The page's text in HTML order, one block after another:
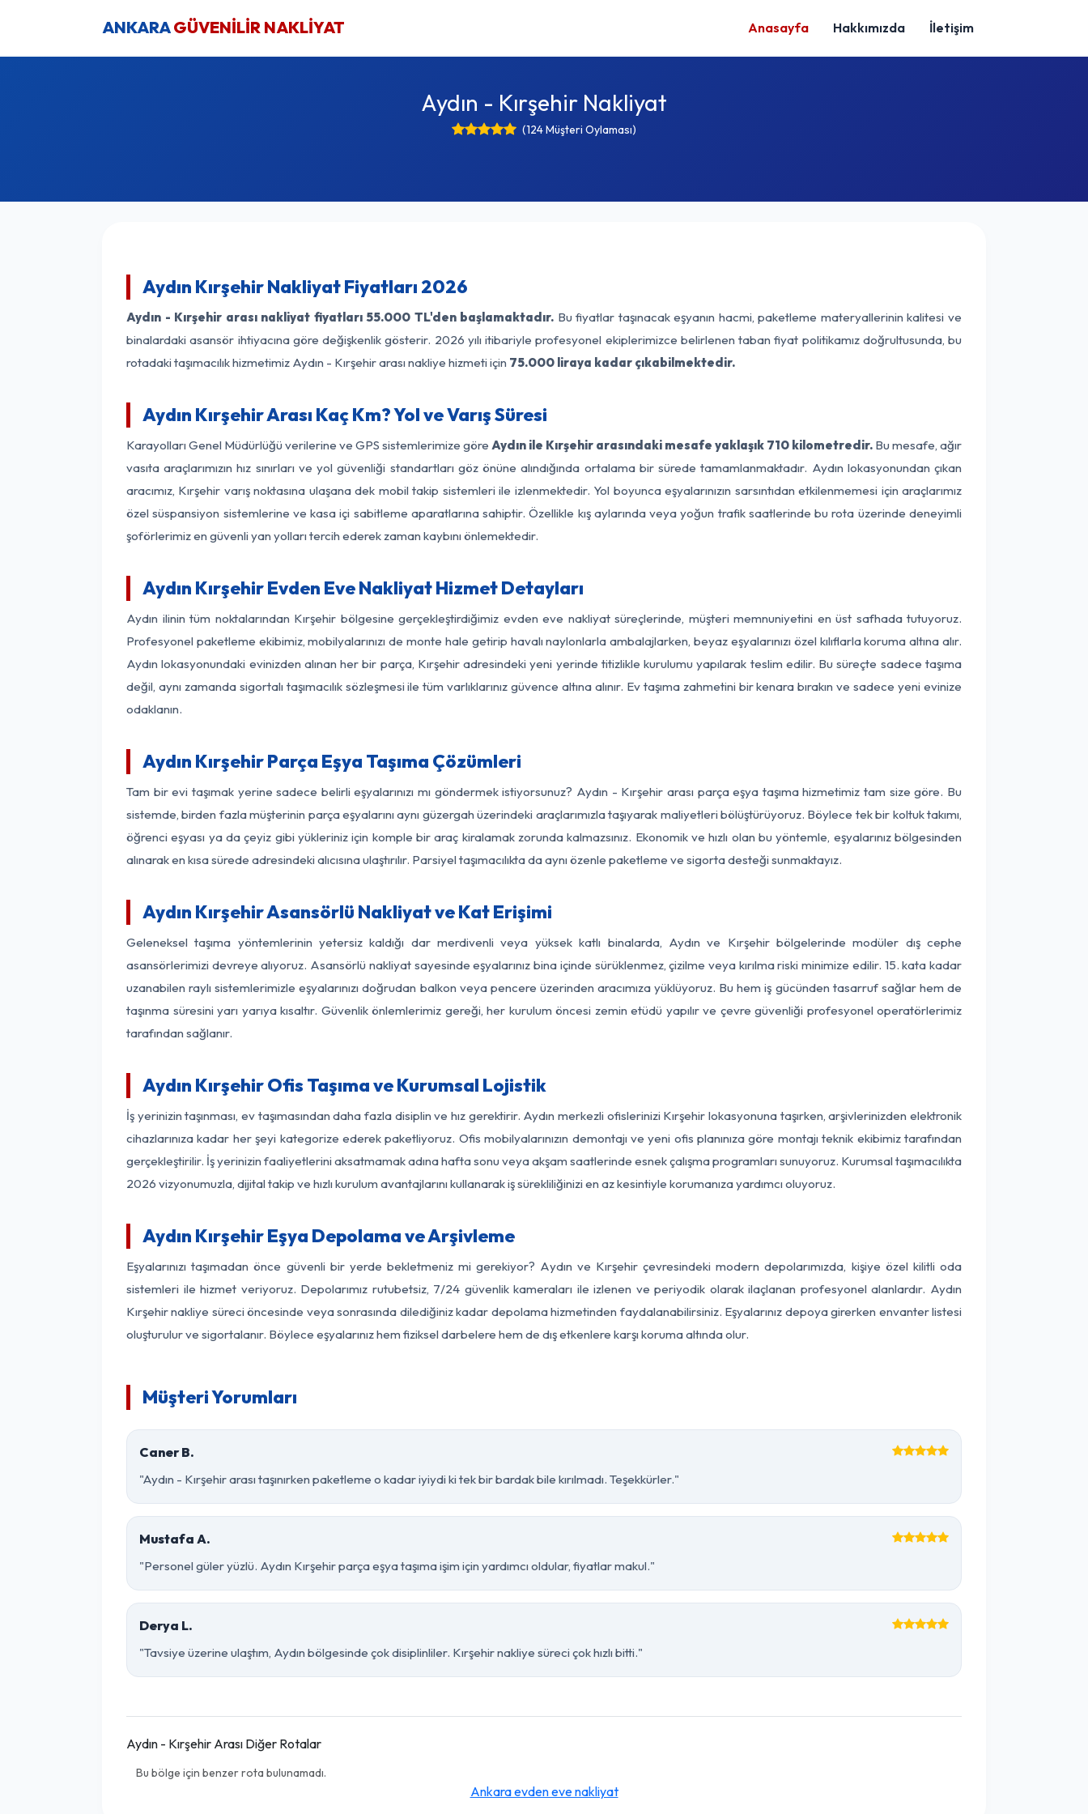
ANKARAGÜVENİLİR NAKLİYAT Anasayfa Hakkımızda İletişim
Aydın - Kırşehir Nakliyat
(124 Müşteri Oylaması)
Aydın Kırşehir Nakliyat Fiyatları 2026
Aydın - Kırşehir arası nakliyat fiyatları 55.000 TL'den başlamaktadır. Bu fiyatlar taşınacak eşyanın hacmi, paketleme materyallerinin kalitesi ve
binalardaki asansör ihtiyacına göre değişkenlik gösterir. 2026 yılı itibariyle profesyonel ekiplerimizce belirlenen taban fiyat politikamız doğrultusunda, bu
rotadaki taşımacılık hizmetimiz Aydın - Kırşehir arası nakliye hizmeti için 75.000 liraya kadar çıkabilmektedir.
Aydın Kırşehir Arası Kaç Km? Yol ve Varış Süresi
Karayolları Genel Müdürlüğü verilerine ve GPS sistemlerimize göre Aydın ile Kırşehir arasındaki mesafe yaklaşık 710 kilometredir. Bu mesafe, ağır
vasıta araçlarımızın hız sınırları ve yol güvenliği standartları göz önüne alındığında ortalama bir sürede tamamlanmaktadır. Aydın lokasyonundan çıkan
aracımız, Kırşehir varış noktasına ulaşana dek mobil takip sistemleri ile izlenmektedir. Yol boyunca eşyalarınızın sarsıntıdan etkilenmemesi için araçlarımız
özel süspansiyon sistemlerine ve kasa içi sabitleme aparatlarına sahiptir. Özellikle kış aylarında veya yoğun trafik saatlerinde bu rota üzerinde deneyimli
şoförlerimiz en güvenli yan yolları tercih ederek zaman kaybını önlemektedir.
Aydın Kırşehir Evden Eve Nakliyat Hizmet Detayları
Aydın ilinin tüm noktalarından Kırşehir bölgesine gerçekleştirdiğimiz evden eve nakliyat süreçlerinde, müşteri memnuniyetini en üst safhada tutuyoruz.
Profesyonel paketleme ekibimiz, mobilyalarınızı de monte hale getirip havalı naylonlarla ambalajlarken, beyaz eşyalarınızı özel kılıflarla koruma altına alır.
Aydın lokasyonundaki evinizden alınan her bir parça, Kırşehir adresindeki yeni yerinde titizlikle kurulumu yapılarak teslim edilir. Bu süreçte sadece taşıma
değil, aynı zamanda sigortalı taşımacılık sözleşmesi ile tüm varlıklarınız güvence altına alınır. Ev taşıma zahmetini bir kenara bırakın ve sadece yeni evinize
odaklanın.
Aydın Kırşehir Parça Eşya Taşıma Çözümleri
Tam bir evi taşımak yerine sadece belirli eşyalarınızı mı göndermek istiyorsunuz? Aydın - Kırşehir arası parça eşya taşıma hizmetimiz tam size göre. Bu
sistemde, birden fazla müşterinin parça eşyalarını aynı güzergah üzerindeki araçlarımızla taşıyarak maliyetleri bölüştürüyoruz. Böylece tek bir koltuk takımı,
öğrenci eşyası ya da çeyiz gibi yükleriniz için komple bir araç kiralamak zorunda kalmazsınız. Ekonomik ve hızlı olan bu yöntemle, eşyalarınız bölgesinden
alınarak en kısa sürede adresindeki alıcısına ulaştırılır. Parsiyel taşımacılıkta da aynı özenle paketleme ve sigorta desteği sunmaktayız.
Aydın Kırşehir Asansörlü Nakliyat ve Kat Erişimi
Geleneksel taşıma yöntemlerinin yetersiz kaldığı dar merdivenli veya yüksek katlı binalarda, Aydın ve Kırşehir bölgelerinde modüler dış cephe
asansörlerimizi devreye alıyoruz. Asansörlü nakliyat sayesinde eşyalarınız bina içinde sürüklenmez, çizilme veya kırılma riski minimize edilir. 15. kata kadar
uzanabilen raylı sistemlerimizle eşyalarınızı doğrudan balkon veya pencere üzerinden aracımıza yüklüyoruz. Bu hem iş gücünden tasarruf sağlar hem de
taşınma süresini yarı yarıya kısaltır. Güvenlik önlemlerimiz gereği, her kurulum öncesi zemin etüdü yapılır ve çevre güvenliği profesyonel operatörlerimiz
tarafından sağlanır.
Aydın Kırşehir Ofis Taşıma ve Kurumsal Lojistik
İş yerinizin taşınması, ev taşımasından daha fazla disiplin ve hız gerektirir. Aydın merkezli ofislerinizi Kırşehir lokasyonuna taşırken, arşivlerinizden elektronik
cihazlarınıza kadar her şeyi kategorize ederek paketliyoruz. Ofis mobilyalarınızın demontajı ve yeni ofis planınıza göre montajı teknik ekibimiz tarafından
gerçekleştirilir. İş yerinizin faaliyetlerini aksatmamak adına hafta sonu veya akşam saatlerinde esnek çalışma programları sunuyoruz. Kurumsal taşımacılıkta
2026 vizyonumuzla, dijital takip ve hızlı kurulum avantajlarını kullanarak iş sürekliliğinizi en az kesintiyle korumanıza yardımcı oluyoruz.
Aydın Kırşehir Eşya Depolama ve Arşivleme
Eşyalarınızı taşımadan önce güvenli bir yerde bekletmeniz mi gerekiyor? Aydın ve Kırşehir çevresindeki modern depolarımızda, kişiye özel kilitli oda
sistemleri ile hizmet veriyoruz. Depolarımız rutubetsiz, 7/24 güvenlik kameraları ile izlenen ve periyodik olarak ilaçlanan profesyonel alanlardır. Aydın
Kırşehir nakliye süreci öncesinde veya sonrasında dilediğiniz kadar depolama hizmetinden faydalanabilirsiniz. Eşyalarınız depoya girerken envanter listesi
oluşturulur ve sigortalanır. Böylece eşyalarınız hem fiziksel darbelere hem de dış etkenlere karşı koruma altında olur.
Müşteri Yorumları
Caner B.
"Aydın - Kırşehir arası taşınırken paketleme o kadar iyiydi ki tek bir bardak bile kırılmadı. Teşekkürler."
Mustafa A.
"Personel güler yüzlü. Aydın Kırşehir parça eşya taşıma işim için yardımcı oldular, fiyatlar makul."
Derya L.
"Tavsiye üzerine ulaştım, Aydın bölgesinde çok disiplinliler. Kırşehir nakliye süreci çok hızlı bitti."
Aydın - Kırşehir Arası Diğer Rotalar
Bu bölge için benzer rota bulunamadı.
Ankara evden eve nakliyat